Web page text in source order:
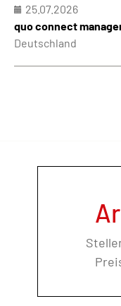
25.07.2026
quo connect
Deutschland